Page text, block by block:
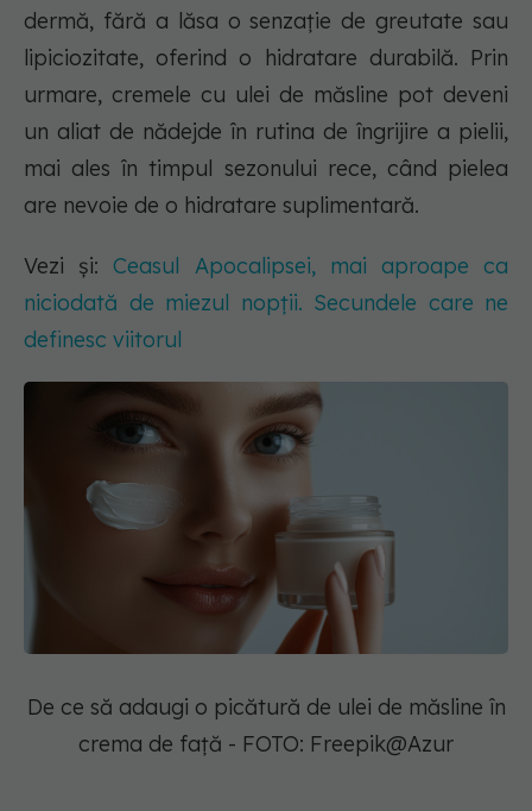
dermă, fără a lăsa o senzație de greutate sau
lipiciozitate, oferind o hidratare durabilă. Prin
urmare, cremele cu ulei de măsline pot deveni
un aliat de nădejde în rutina de îngrijire a pielii,
mai ales în timpul sezonului rece, când pielea
are nevoie de o hidratare suplimentară.
Vezi și:Ceasul Apocalipsei, mai aproape ca
niciodată de miezul nopții. Secundele care ne
definesc viitorul
De ce să adaugi o picătură de ulei de măsline în
crema de față - FOTO: Freepik@Azur